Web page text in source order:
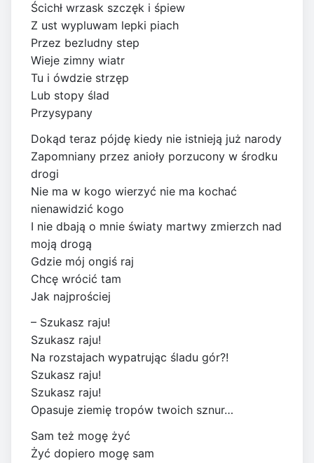
Ścichł wrzask szczęk i śpiew
Z ust wypluwam lepki piach
Przez bezludny step
Wieje zimny wiatr
Tu i ówdzie strzęp
Lub stopy ślad
Przysypany
Dokąd teraz pójdę kiedy nie istnieją już narody
Zapomniany przez anioły porzucony w środku
drogi
Nie ma w kogo wierzyć nie ma kochać
nienawidzić kogo
I nie dbają o mnie światy martwy zmierzch nad
moją drogą
Gdzie mój ongiś raj
Chcę wrócić tam
Jak najprościej
– Szukasz raju!
Szukasz raju!
Na rozstajach wypatrując śladu gór?!
Szukasz raju!
Szukasz raju!
Opasuje ziemię tropów twoich sznur…
Sam też mogę żyć
Żyć dopiero mogę sam